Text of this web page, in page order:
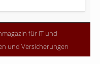
für IT und
und Versicherungen